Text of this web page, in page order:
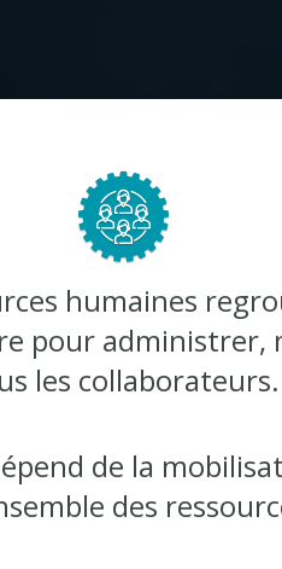
humaines
pour administrer,
les collaborateurs.
de la
des